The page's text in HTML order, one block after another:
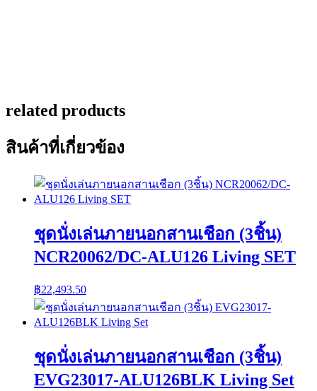
related products
สินค้าที่เกี่ยวข้อง
ชุดนั่งเล่นภายนอกสานเชือก (3ชิ้น)
NCR20062/DC-ALU126 Living SET
฿22,493.50
ชุดนั่งเล่นภายนอกสานเชือก (3ชิ้น)
EVG23017-ALU126BLK Living Set